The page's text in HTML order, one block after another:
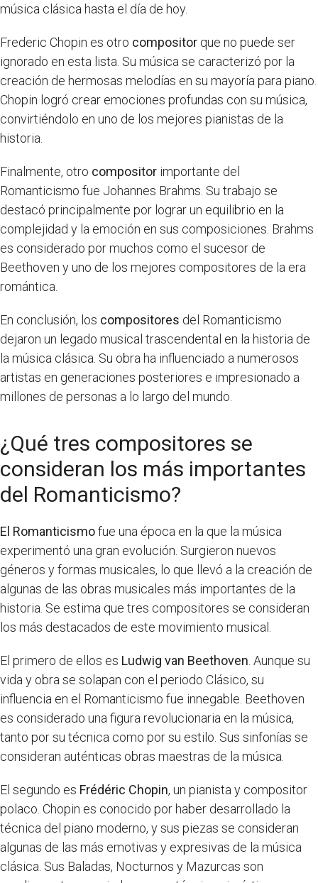
música clásica hasta el día de hoy.
Frederic Chopin es otro compositor que no puede ser
ignorado en esta lista. Su música se caracterizó por la
creación de hermosas melodías en su mayoría para piano.
Chopin logró crear emociones profundas con su música,
convirtiéndolo en uno de los mejores pianistas de la
historia.
Finalmente, otro compositor importante del
Romanticismo fue Johannes Brahms. Su trabajo se
destacó principalmente por lograr un equilibrio en la
complejidad y la emoción en sus composiciones. Brahms
es considerado por muchos como el sucesor de
Beethoven y uno de los mejores compositores de la era
romántica.
En conclusión, los compositores del Romanticismo
dejaron un legado musical trascendental en la historia de
la música clásica. Su obra ha influenciado a numerosos
artistas en generaciones posteriores e impresionado a
millones de personas a lo largo del mundo.
¿Qué tres compositores se
consideran los más importantes
del Romanticismo?
El Romanticismofue una época en la que la música
experimentó una gran evolución. Surgieron nuevos
géneros y formas musicales, lo que llevó a la creación de
algunas de las obras musicales más importantes de la
historia. Se estima que tres compositores se consideran
los más destacados de este movimiento musical.
El primero de ellos es Ludwig van Beethoven . Aunque su
vida y obra se solapan con el periodo Clásico, su
influencia en el Romanticismo fue innegable. Beethoven
es considerado una figura revolucionaria en la música,
tanto por su técnica como por su estilo. Sus sinfonías se
consideran auténticas obras maestras de la música.
El segundo es Frédéric Chopin, un pianista y compositor
polaco. Chopin es conocido por haber desarrollado la
técnica del piano moderno, y sus piezas se consideran
algunas de las más emotivas y expresivas de la música
clásica. Sus Baladas, Nocturnos y Mazurcas son